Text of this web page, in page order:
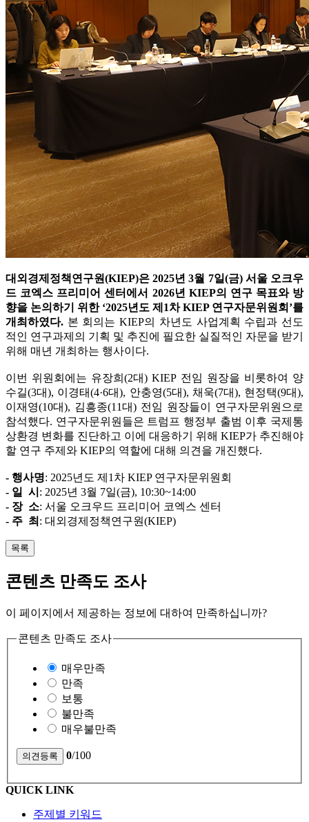
대외경제정책연구원(KIEP)은 2025년 3월 7일(금) 서울 오크우
드 코엑스 프리미어 센터에서 2026년 KIEP의 연구 목표와 방
향을 논의하기 위한 ‘2025년도 제1차 KIEP 연구자문위원회’를
개최하였다. 본 회의는 KIEP의 차년도 사업계획 수립과 선도
적인 연구과제의 기획 및 추진에 필요한 실질적인 자문을 받기
위해 매년 개최하는 행사이다.
이번 위원회에는 유장희(2대) KIEP 전임 원장을 비롯하여 양
수길(3대), 이경태(4·6대), 안충영(5대), 채욱(7대), 현정택(9대),
이재영(10대), 김흥종(11대) 전임 원장들이 연구자문위원으로
참석했다. 연구자문위원들은 트럼프 행정부 출범 이후 국제통
상환경 변화를 진단하고 이에 대응하기 위해 KIEP가 추진해야
할 연구 주제와 KIEP의 역할에 대해 의견을 개진했다.
- 행사명: 2025년도 제1차 KIEP 연구자문위원회
- 일 시 : 2025년 3월 7일(금), 10:30~14:00
- 장 소: 서울 오크우드 프리미어 코엑스 센터
- 주 최 : 대외경제정책연구원(KIEP)
목록
콘텐츠 만족도 조사
이 페이지에서 제공하는 정보에 대하여 만족하십니까?
콘텐츠 만족도 조사
매우만족
만족
보통
불만족
매우불만족
0/100
QUICK LINK
주제별 키워드